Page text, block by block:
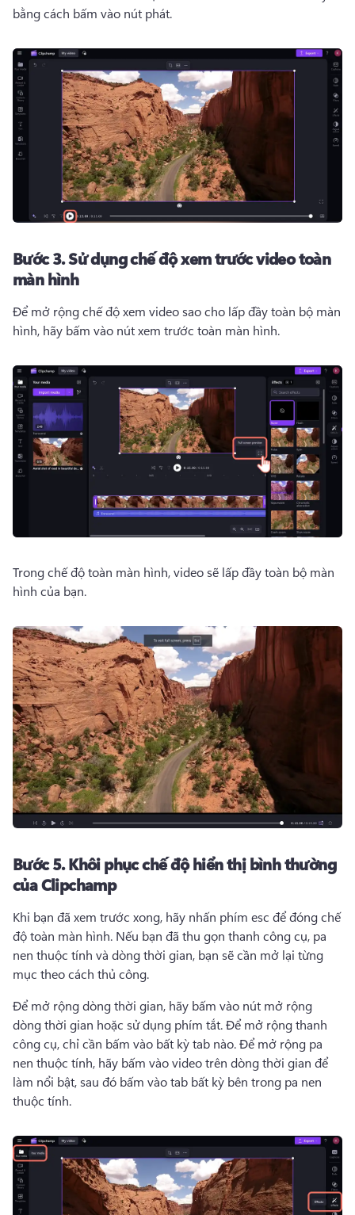
bằng cách bấm vào nút phát.
Bước 3.Sử dụng chế độ xem trước video toàn
màn hình
Để mở rộng chế độ xem video sao cho lấp đầy toàn bộ màn
hình, hãy bấm vào nút xem trước toàn màn hình.
Trong chế độ toàn màn hình, video sẽ lấp đầy toàn bộ màn
hình của bạn.
Bước 5.Khôi phục chế độ hiển thị bình thường
của Clipchamp
Khi bạn đã xem trước xong, hãy nhấn phím esc để đóng chế
độ toàn màn hình. Nếu bạn đã thu gọn thanh công cụ, pa
nen thuộc tính và dòng thời gian, bạn sẽ cần mở lại từng
mục theo cách thủ công.
Để mở rộng dòng thời gian, hãy bấm vào nút mở rộng
dòng thời gian hoặc sử dụng phím tắt. Để mở rộng thanh
công cụ, chỉ cần bấm vào bất kỳ tab nào. Để mở rộng pa
nen thuộc tính, hãy bấm vào video trên dòng thời gian để
làm nổi bật, sau đó bấm vào tab bất kỳ bên trong pa nen
thuộc tính.